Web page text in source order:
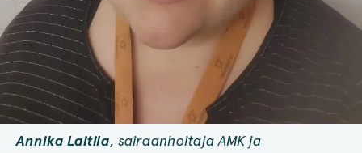
Annika Laitila, sairaanhoitaja AMK ja